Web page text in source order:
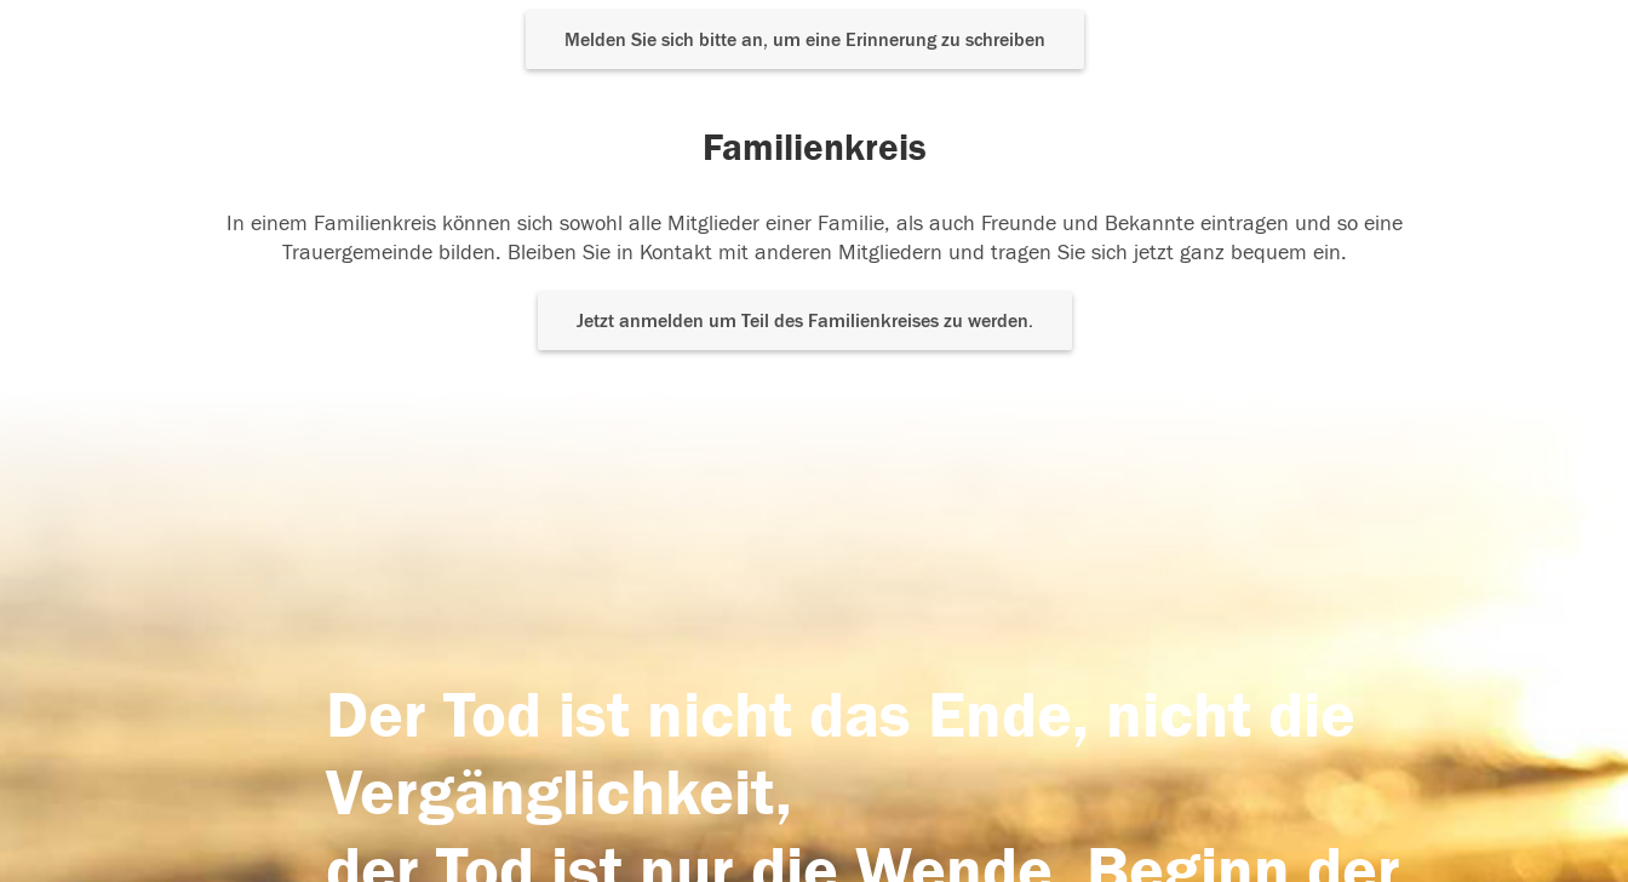
Melden Sie sich bitte an, um eine Erinnerung zu schreiben
Familienkreis
In einem Familienkreis können sich sowohl alle Mitglieder einer Familie, als auch Freunde und Bekannte eintragen und so eine
Trauergemeinde bilden. Bleiben Sie in Kontakt mit anderen Mitgliedern und tragen Sie sich jetzt ganz bequem ein.
Jetzt anmelden um Teil des Familienkreises zu werden.
Der Tod ist nicht das Ende, nicht die
Vergänglichkeit,